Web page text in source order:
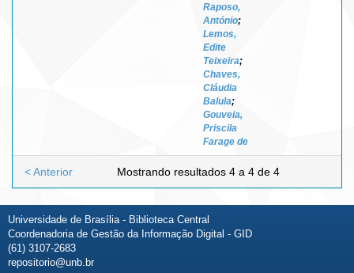
Raposo,
António;
Lemos,
Edite
Teixeira;
Chaves,
Cláudia
Balula;
Gouveia,
Priscila
Farage de
Mostrando resultados 4 a 4 de 4
< Anterior
Universidade de Brasília - Biblioteca Central
Coordenadoria de Gestão da Informação Digital - GID
(61) 3107-2683
repositorio@unb.br